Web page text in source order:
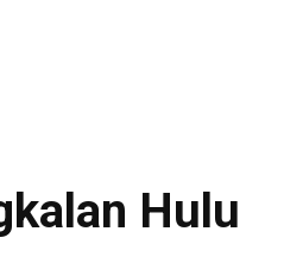
Hulu